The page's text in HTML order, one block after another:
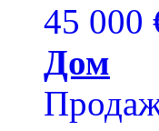
45 000
Дом